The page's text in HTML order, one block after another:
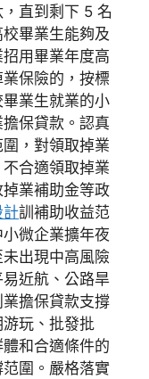
直到剩下 5 名
畢業生能夠及
用畢業年度高
保險的，按標
業生就業的小
保貸款。認真
，對領取掉業
合適領取掉業
業補助金等政
計訓補助收益范
微企業擴年夜
出現中高風險
近航、公路旱
擔保貸款支撐
玩、批發批
和合適條件的
圍。嚴格落實